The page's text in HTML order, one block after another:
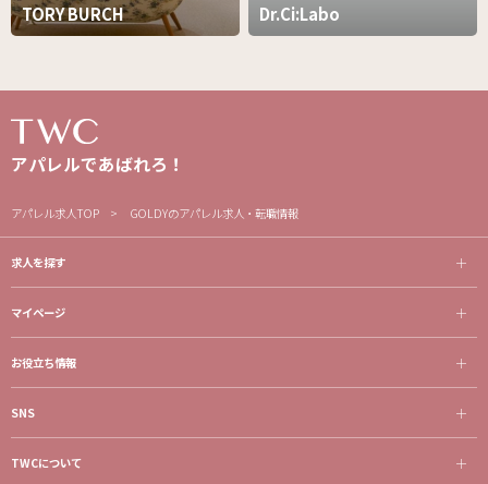
TORY BURCH Dr.Ci:Labo
アパレルであばれろ！
アパレル求人TOP GOLDYのアパレル求人・転職情報
求人を探す
マイページ
お役立ち情報
SNS
TWCについて